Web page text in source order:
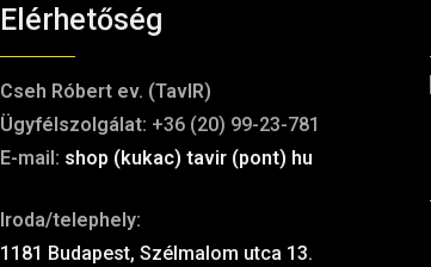
Elérhetőség
Cseh Róbert ev. (TavIR)
Ügyfélszolgálat: +36 (20) 99-23-781
E-mail: shop (kukac) tavir (pont) hu
Iroda/telephely:
1181 Budapest, Szélmalom utca 13.